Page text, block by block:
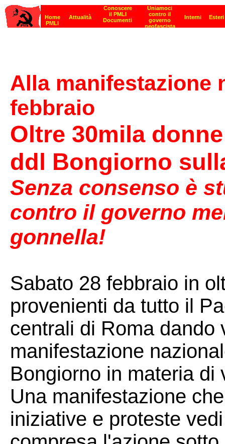
Alla manifestazione
febbraio
Oltre 30mila
ddl Bongiorno
Senza consenso è
contro il governo
gonnella!
Sabato 28 febbraio in
provenienti da tutto il
centrali di Roma dando
manifestazione
Bongiorno in materia di
Una manifestazione
iniziative e proteste